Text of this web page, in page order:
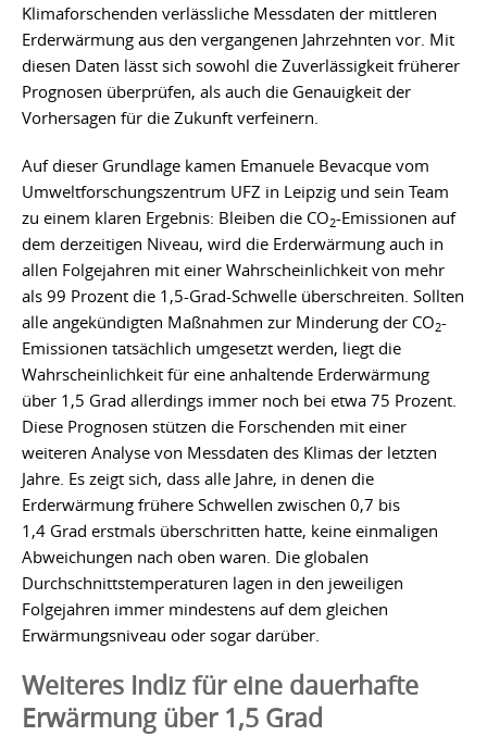
Klimaforschenden verlässliche Messdaten der mittleren
Erderwärmung aus den vergangenen Jahrzehnten vor. Mit
diesen Daten lässt sich sowohl die Zuverlässigkeit früherer
Prognosen überprüfen, als auch die Genauigkeit der
Vorhersagen für die Zukunft verfeinern.
Auf dieser Grundlage kamen Emanuele Bevacque vom
Umweltforschungszentrum UFZ in Leipzig und sein Team
zu einem klaren Ergebnis: Bleiben die CO2-Emissionen auf
dem derzeitigen Niveau, wird die Erderwärmung auch in
allen Folgejahren mit einer Wahrscheinlichkeit von mehr
als 99 Prozent die 1,5-Grad-Schwelle überschreiten. Sollten
alle angekündigten Maßnahmen zur Minderung der CO2-
Emissionen tatsächlich umgesetzt werden, liegt die
Wahrscheinlichkeit für eine anhaltende Erderwärmung
über 1,5 Grad allerdings immer noch bei etwa 75 Prozent.
Diese Prognosen stützen die Forschenden mit einer
weiteren Analyse von Messdaten des Klimas der letzten
Jahre. Es zeigt sich, dass alle Jahre, in denen die
Erderwärmung frühere Schwellen zwischen 0,7 bis
1,4 Grad erstmals überschritten hatte, keine einmaligen
Abweichungen nach oben waren. Die globalen
Durchschnittstemperaturen lagen in den jeweiligen
Folgejahren immer mindestens auf dem gleichen
Erwärmungsniveau oder sogar darüber.
Weiteres Indiz für eine dauerhafte
Erwärmung über 1,5 Grad